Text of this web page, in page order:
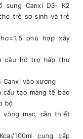
sung Canxi D3- K2
trẻ sơ sinh và trẻ
phù hợp xây
cầu hỗ trợ hấp thu
vào xương
cấu tạo màng tế bào
bộ
mạc, cần thiết
100ml cung cấp